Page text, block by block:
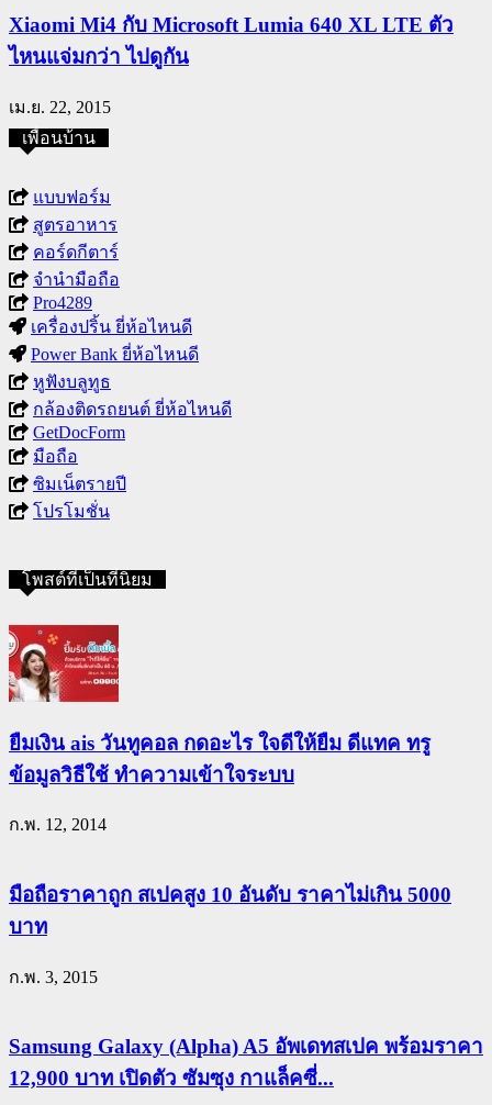
Xiaomi Mi4 กับ Microsoft Lumia 640 XL LTE ตัว
ไหนแจ่มกว่า ไปดูกัน
เม.ย. 22, 2015
เพื่อนบ้าน
แบบฟอร์ม
สูตรอาหาร
คอร์ดกีตาร์
จำนำมือถือ
Pro4289
เครื่องปริ้น ยี่ห้อไหนดี
Power Bank ยี่ห้อไหนดี
หูฟังบลูทูธ
กล้องติดรถยนต์ ยี่ห้อไหนดี
GetDocForm
มือถือ
ซิมเน็ตรายปี
โปรโมชั่น
โพสต์ที่เป็นที่นิยม
ยืมเงิน ais วันทูคอล กดอะไร ใจดีให้ยืม ดีแทค ทรู
ข้อมูลวิธีใช้ ทำความเข้าใจระบบ
ก.พ. 12, 2014
มือถือราคาถูก สเปคสูง 10 อันดับ ราคาไม่เกิน 5000
บาท
ก.พ. 3, 2015
Samsung Galaxy (Alpha) A5 อัพเดทสเปค พร้อมราคา
12,900 บาท เปิดตัว ซัมซุง กาแล็คซี่...